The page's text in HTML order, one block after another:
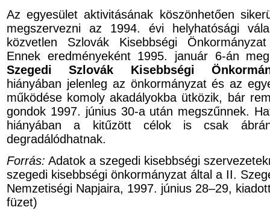
Az egyesület aktivitásának köszönhetően
megszervezni az 1994. évi helyhatósági
közvetlen Szlovák Kisebbségi
Ennek eredményeként 1995. január 6-án
Szegedi Szlovák Kisebbségi
hiányában jelenleg az önkormányzat és az
működése komoly akadályokba ütközik, bár
gondok 1997. június 30-a után megszűnnek.
hiányában a kitűzött célok is csak
degradálódhatnak.
Forrás: Adatok a szegedi kisebbségi
szegedi kisebbségi önkormányzat által a II.
Nemzetiségi Napjaira, 1997. június 28–29,
füzet)